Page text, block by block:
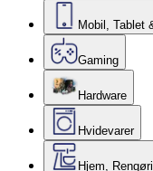
Mobil, Tablet
Gaming
Hardware
Hvidevarer
Hjem,